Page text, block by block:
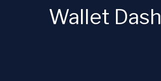
Wallet Dash